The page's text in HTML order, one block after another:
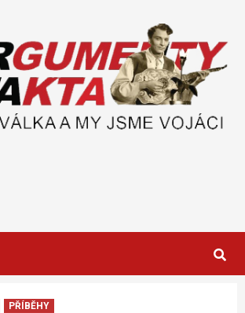
PŘÍBĚHY